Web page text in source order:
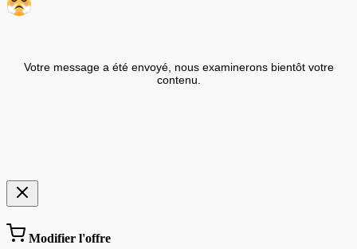
Votre message a été envoyé, nous examinerons bientôt votre
contenu.
Modifier l'offre